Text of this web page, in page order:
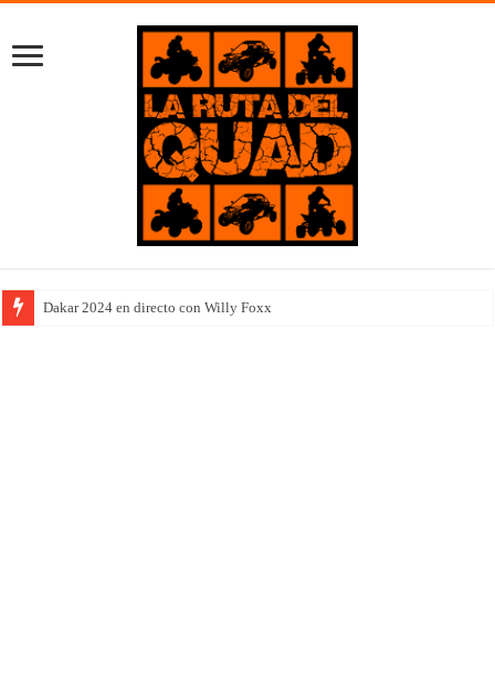
Dakar 2024 en directo con Willy Foxx